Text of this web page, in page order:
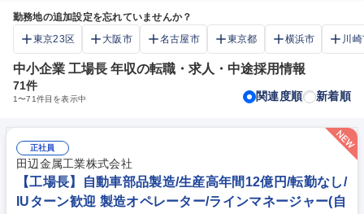
勤務地の追加設定を忘れていませんか？
東京23区
大阪市 名古屋市 東京都 横浜市 川
中小企業 工場長 年収の転職・求人・中途採用情報
71件
1〜71件目を表示中 関連度順 新着順
正社員
田辺金属工業株式会社
【工場長】自動車部品製造/生産高年間12億円/転勤なし/
IUターン歓迎 製造オペレーター/ラインマネージャー(自